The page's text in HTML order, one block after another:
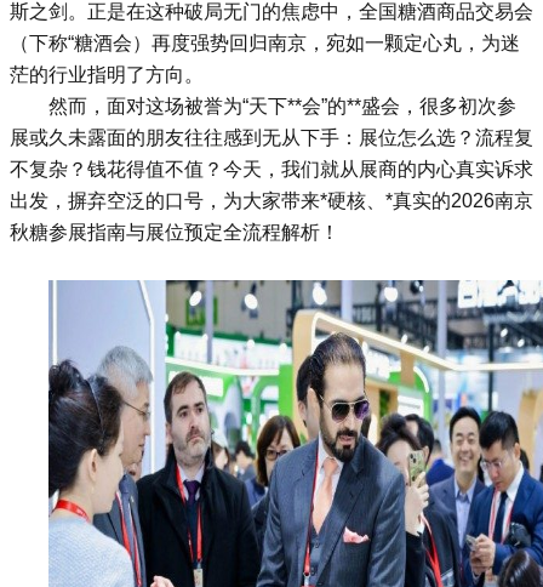
斯之剑。正是在这种破局无门的焦虑中，全国糖酒商品交易会
（下称“糖酒会）再度强势回归南京，宛如一颗定心丸，为迷
茫的行业指明了方向。
然而，面对这场被誉为“天下**会”的**盛会，很多初次参
展或久未露面的朋友往往感到无从下手：展位怎么选？流程复
不复杂？钱花得值不值？今天，我们就从展商的内心真实诉求
出发，摒弃空泛的口号，为大家带来*硬核、*真实的2026南京
秋糖参展指南与展位预定全流程解析！